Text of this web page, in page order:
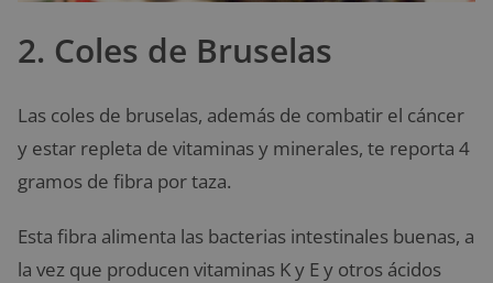
2. Coles de Bruselas
Las coles de bruselas, además de combatir el cáncer
y estar repleta de vitaminas y minerales, te reporta 4
gramos de fibra por taza.
Esta fibra alimenta las bacterias intestinales buenas, a
la vez que producen vitaminas K y E y otros ácidos